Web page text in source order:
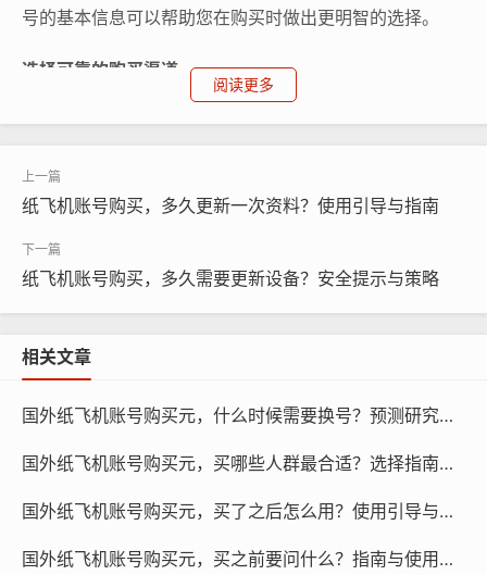
号的基本信息可以帮助您在购买时做出更明智的选择。
选择可靠的购买渠道
在购买纸飞机账号时，选择可靠的购买渠道至关重要,以下
纸飞机账号购买, 在线购买tg账号, 电报聊天账号购买,wdd
阅读更多
纸飞机账号购买，多久更新一次资料？使用引导与指南
纸飞机账号购买，多久需要更新设备？安全提示与策略
相关文章
国外纸飞机账号购买元，什么时候需要换号？预测研究与策略！
国外纸飞机账号购买元，买哪些人群最合适？选择指南与推荐！
国外纸飞机账号购买元，买了之后怎么用？使用引导与步骤清单！
国外纸飞机账号购买元，买之前要问什么？指南与使用引导清单！